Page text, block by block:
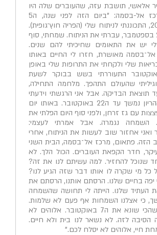
אלאשי, תושבת עזה, שהעוברים שלה היו
מוקפאים במרכז אל-בסמה: "ביום הזה לפני שנה, ה5
בספטמבר 2023, התכוננתי לניתוח שלי (הפריה חוץ־גופית).
תודה לאל, ב27 בספטמבר, עברתי את הניתוח. שמחתי, סוף
יש את התאומים שחיכיתי להם שנים.
מאושרת, חזרו לי החיים באותו
שלי ולקחתי את התרופות שלי באופן
ב-7 באוקטובר התעוררתי בשש בבוקר לשעת
שהעולם התהפך. מלחמה התחילה,
תוצאת הבדיקה. אבל אני הרגשתי וידעתי
שאני בהריון. ההריון נמשך עד ה22 באוקטובר. באותו יום
עם גז זרחן, ולפני סוף היום הפלתי את
השמחה נגמרה. אבל אמרתי לעצמי:
ואני אחזור שוב לעשות את הניתוח, אחרי
הזה. פתאום, מרכז אל־בסמה, הבית השני
חדר הקפאת העוברים. הכול הלך. לא
שנוכל להחזיר. למה עשיתם לנו את זה?
מי שקרה לו אותו דבר שזה הגיע לנו?
יפה בחיים שלנו. הרסתם אותנו, הרסתם את
העתיד שלנו. הייתה לי תחושה שהשמחה
כי אצלנו השמחות אף פעם לא שלמות.
אני הבן־אדם שהכי שונא את ה7 באוקטובר. אלוהים לא
הסיבה לזה. לא נשאר לנו בית ולא חיים.
חיי, אלוהים לא יסלח לכם."